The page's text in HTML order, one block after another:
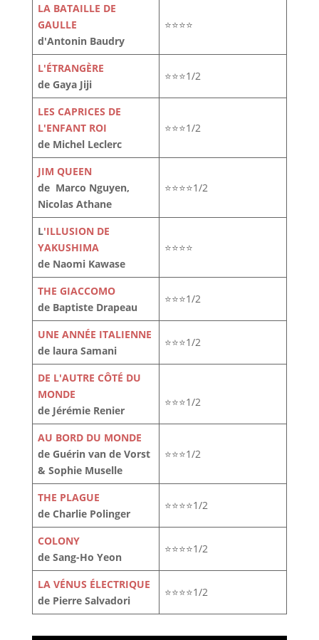
LA BATAILLE DE
GAULLE
d'Antonin Baudry
⭐⭐⭐⭐
L'ÉTRANGÈRE
de Gaya Jiji
⭐⭐⭐1/2
LES CAPRICES DE
L'ENFANT ROI
de Michel Leclerc
⭐⭐⭐1/2
JIM QUEEN
de Marco Nguyen,
Nicolas Athane
⭐⭐⭐⭐1/2
L'ILLUSION DE
YAKUSHIMA
de Naomi Kawase
⭐⭐⭐⭐
THE GIACCOMO
de Baptiste Drapeau
⭐⭐⭐1/2
UNE ANNÉE ITALIENNE
de laura Samani
⭐⭐⭐1/2
DE L'AUTRE CÔTÉ DU
MONDE
de Jérémie Renier
⭐⭐⭐1/2
AU BORD DU MONDE
de Guérin van de Vorst
& Sophie Muselle
⭐⭐⭐1/2
THE PLAGUE
de Charlie Polinger
⭐⭐⭐⭐1/2
COLONY
de Sang-Ho Yeon
⭐⭐⭐⭐1/2
LA VÉNUS ÉLECTRIQUE
de Pierre Salvadori
⭐⭐⭐⭐1/2